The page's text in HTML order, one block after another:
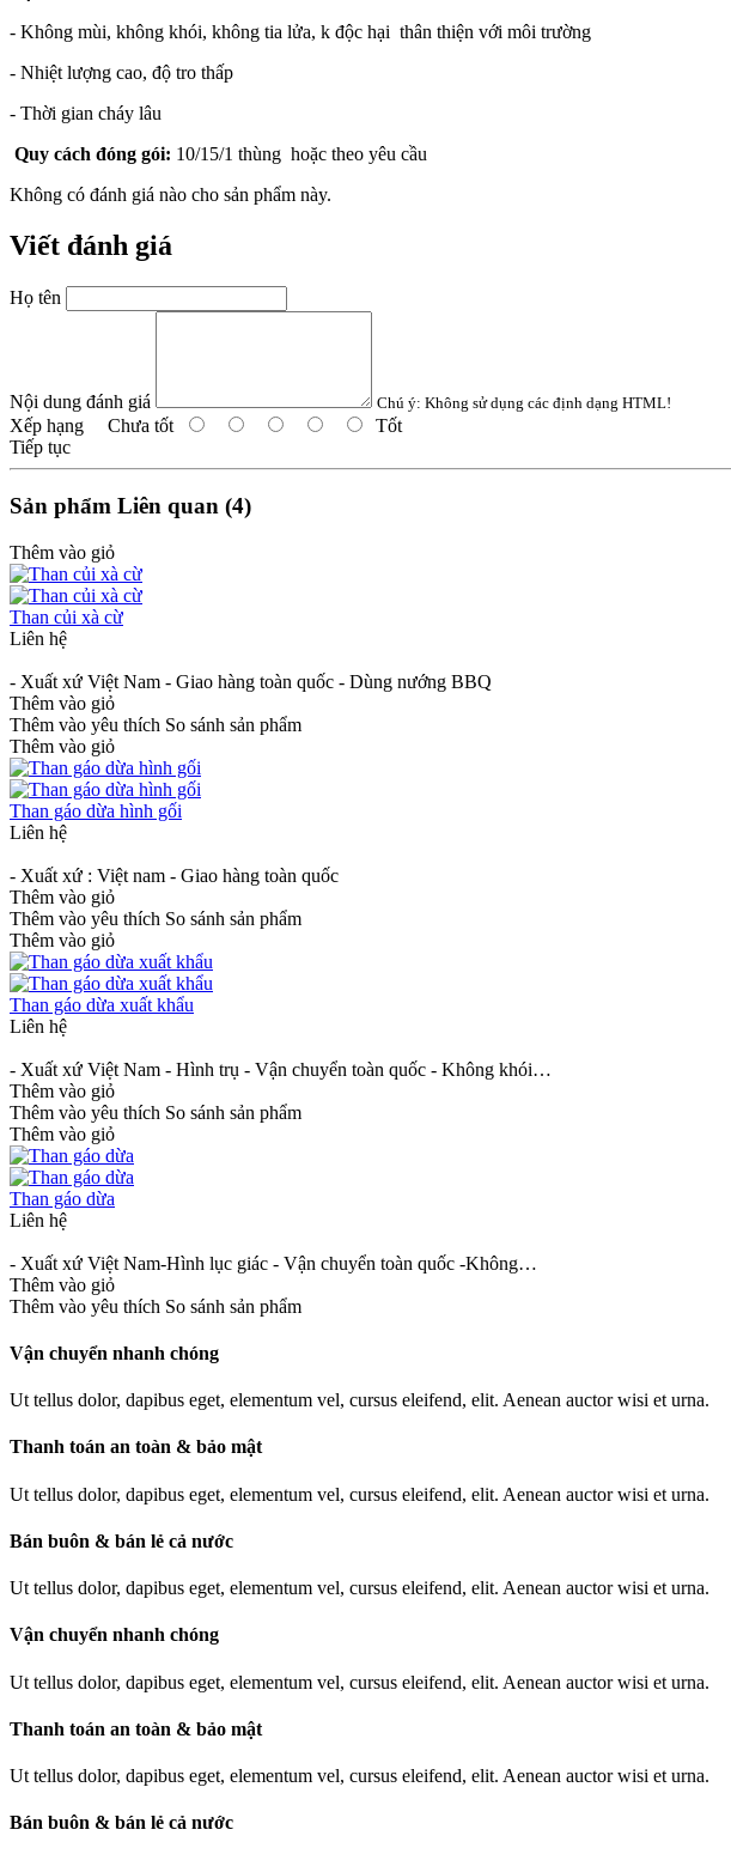
- Không mùi, không khói, không tia lửa, k độc hại thân thiện với môi trường
- Nhiệt lượng cao, độ tro thấp
- Thời gian cháy lâu
Quy cách đóng gói: 10/15/1 thùng hoặc theo yêu cầu
Không có đánh giá nào cho sản phẩm này.
Viết đánh giá
Họ tên
Nội dung đánh giá Chú ý: Không sử dụng các định dạng HTML!
Xếp hạng Chưa tốt
Tốt
Tiếp tục
Sản phẩm Liên quan (4)
Thêm vào giỏ
Than củi xà cừ
Liên hệ
- Xuất xứ Việt Nam - Giao hàng toàn quốc - Dùng nướng BBQ
Thêm vào giỏ
Thêm vào yêu thích So sánh sản phẩm
Thêm vào giỏ
Than gáo dừa hình gối
Liên hệ
- Xuất xứ : Việt nam - Giao hàng toàn quốc
Thêm vào giỏ
Thêm vào yêu thích So sánh sản phẩm
Thêm vào giỏ
Than gáo dừa xuất khẩu
Liên hệ
- Xuất xứ Việt Nam - Hình trụ - Vận chuyển toàn quốc - Không khói…
Thêm vào giỏ
Thêm vào yêu thích So sánh sản phẩm
Thêm vào giỏ
Than gáo dừa
Liên hệ
- Xuất xứ Việt Nam-Hình lục giác - Vận chuyển toàn quốc -Không…
Thêm vào giỏ
Thêm vào yêu thích So sánh sản phẩm
Vận chuyển nhanh chóng
Ut tellus dolor, dapibus eget, elementum vel, cursus eleifend, elit. Aenean auctor wisi et urna.
Thanh toán an toàn & bảo mật
Ut tellus dolor, dapibus eget, elementum vel, cursus eleifend, elit. Aenean auctor wisi et urna.
Bán buôn & bán lẻ cả nước
Ut tellus dolor, dapibus eget, elementum vel, cursus eleifend, elit. Aenean auctor wisi et urna.
Vận chuyển nhanh chóng
Ut tellus dolor, dapibus eget, elementum vel, cursus eleifend, elit. Aenean auctor wisi et urna.
Thanh toán an toàn & bảo mật
Ut tellus dolor, dapibus eget, elementum vel, cursus eleifend, elit. Aenean auctor wisi et urna.
Bán buôn & bán lẻ cả nước